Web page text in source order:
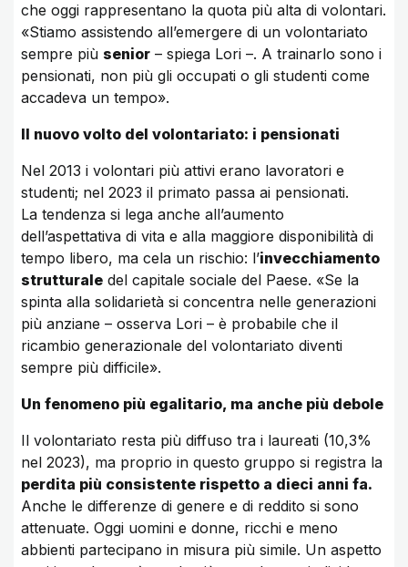
che oggi rappresentano la quota più alta di volontari.
«Stiamo assistendo all’emergere di un volontariato
sempre più senior – spiega Lori –. A trainarlo sono i
pensionati, non più gli occupati o gli studenti come
accadeva un tempo».
Il nuovo volto del volontariato: i pensionati
Nel 2013 i volontari più attivi erano lavoratori e
studenti; nel 2023 il primato passa ai pensionati.
La tendenza si lega anche all’aumento
dell’aspettativa di vita e alla maggiore disponibilità di
tempo libero, ma cela un rischio: l’invecchiamento
strutturale del capitale sociale del Paese. «Se la
spinta alla solidarietà si concentra nelle generazioni
più anziane – osserva Lori – è probabile che il
ricambio generazionale del volontariato diventi
sempre più difficile».
Un fenomeno più egalitario, ma anche più debole
Il volontariato resta più diffuso tra i laureati (10,3%
nel 2023), ma proprio in questo gruppo si registra la
perdita più consistente rispetto a dieci anni fa.
Anche le differenze di genere e di reddito si sono
attenuate. Oggi uomini e donne, ricchi e meno
abbienti partecipano in misura più simile. Un aspetto